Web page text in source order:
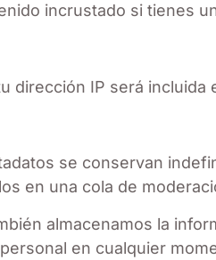
incrustado si tienes
dirección IP será
se conservan
en una cola de
almacenamos la
en cualquier